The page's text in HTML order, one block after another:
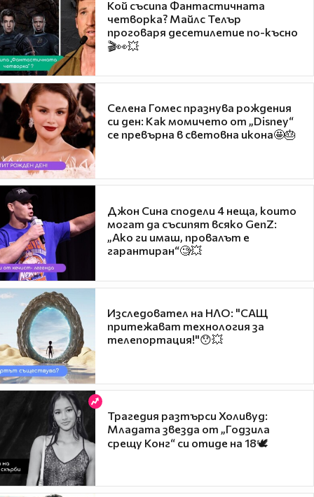
Кой съсипа Фантастичната
четворка? Майлс Телър
проговаря десетилетие по-късно
🎬👀💥
Селена Гомес празнува рождения
си ден: Как момичето от „Disney“
се превърна в световна икона🤩🎂
Джон Сина сподели 4 неща, които
могат да съсипят всяко GenZ:
„Ако ги имаш, провалът е
гарантиран“🧐💥
Изследовател на НЛО: "САЩ
притежават технология за
телепортация!"😯💥
Трагедия разтърси Холивуд:
Младата звезда от „Годзила
срещу Конг“ си отиде на 18🕊️